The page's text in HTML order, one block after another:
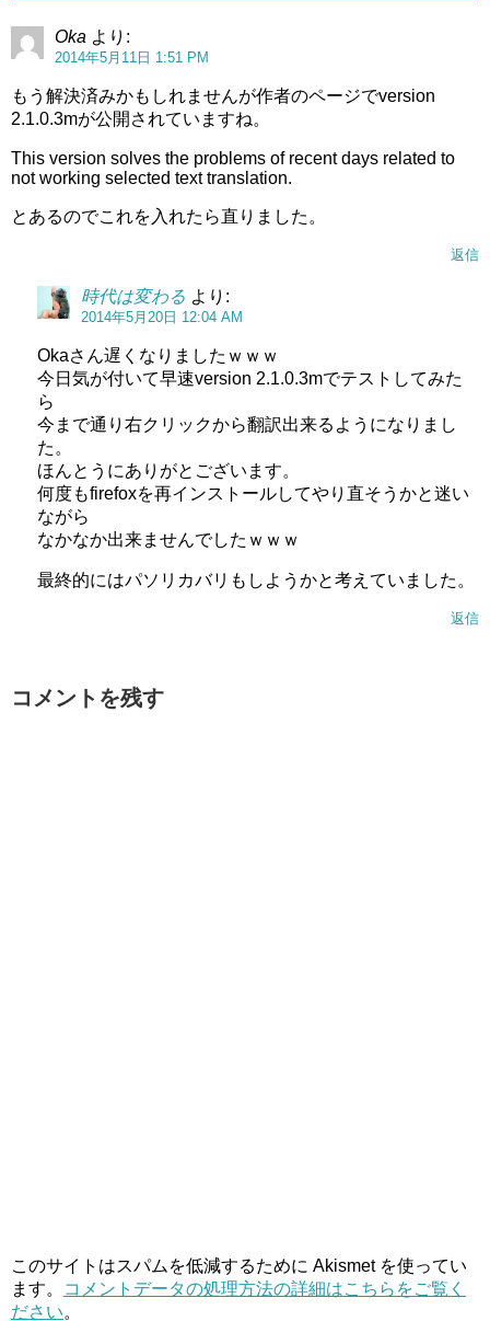
Oka より:
2014年5月11日 1:51 PM
もう解決済みかもしれませんが作者のページでversion
2.1.0.3mが公開されていますね。
This version solves the problems of recent days related to
not working selected text translation.
とあるのでこれを入れたら直りました。
返信
時代は変わる より:
2014年5月20日 12:04 AM
Okaさん遅くなりましたｗｗｗ
今日気が付いて早速version 2.1.0.3mでテストしてみた
ら
今まで通り右クリックから翻訳出来るようになりまし
た。
ほんとうにありがとございます。
何度もfirefoxを再インストールしてやり直そうかと迷い
ながら
なかなか出来ませんでしたｗｗｗ
最終的にはパソリカバリもしようかと考えていました。
返信
コメントを残す
このサイトはスパムを低減するために Akismet を使ってい
ます。
コメントデータの処理方法の詳細はこちらをご覧く
ださい。